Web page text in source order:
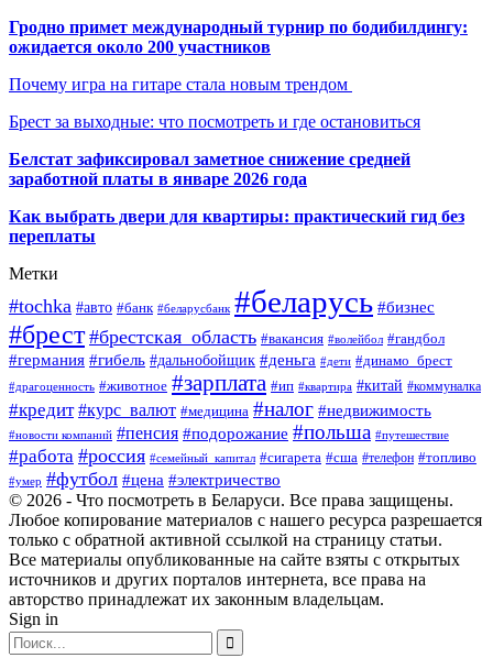
Гродно примет международный турнир по бодибилдингу:
ожидается около 200 участников
Почему игра на гитаре стала новым трендом
Брест за выходные: что посмотреть и где остановиться
Белстат зафиксировал заметное снижение средней
заработной платы в январе 2026 года
Как выбрать двери для квартиры: практический гид без
переплаты
Метки
#tochka #авто #банк #беларусбанк #беларусь #бизнес
#брест #брестская_область #вакансия #волейбол #гандбол
#германия #гибель #дальнобойщик #деньга #дети #динамо_брест
#драгоценность #животное #зарплата #ип #квартира #китай #коммуналка
#кредит #курс_валют #медицина #налог #недвижимость
#новости компаний #пенсия #подорожание #польша #путешествие
#работа #россия #семейный_капитал #сигарета #сша #телефон #топливо
#умер #футбол #цена #электричество
© 2026 - Что посмотреть в Беларуси. Все права защищены.
Любое копирование материалов с нашего ресурса разрешается
только с обратной активной ссылкой на страницу статьи.
Все материалы опубликованные на сайте взяты с открытых
источников и других порталов интернета, все права на
авторство принадлежат их законным владельцам.
Sign in